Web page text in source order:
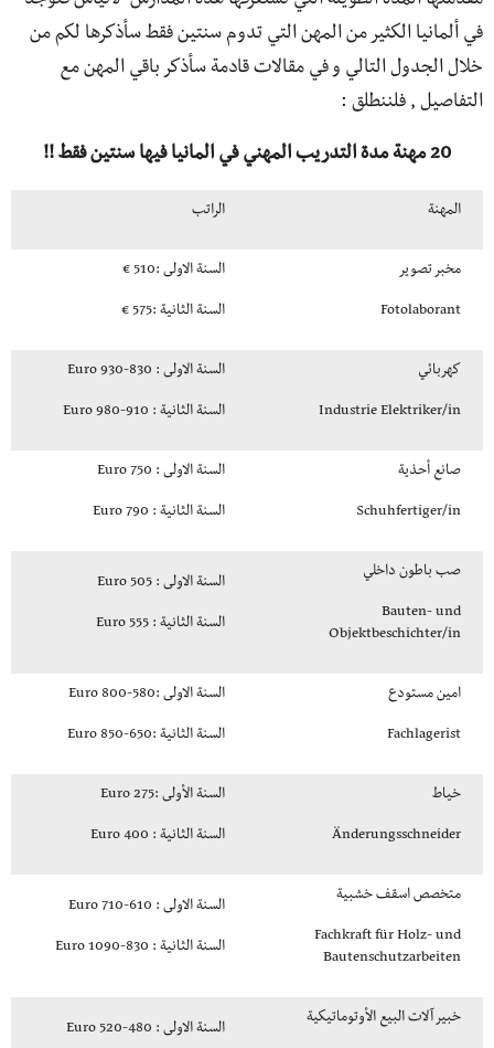
في ألمانيا الكثير من المهن التي تدوم سنتين فقط سأذكرها لكم من
خلال الجدول التالي و في مقالات قادمة سأذكر باقي المهن مع
التفاصيل , فلننطلق :
20 مهنة مدة التدريب المهني في المانيا فيها سنتين فقط !!
المهنة الراتب
مخبر تصوير
Fotolaborant
السنة الاولى :510 €
السنة الثانية :575 €
كهربائي
Industrie Elektriker/in
السنة الاولى : 830-930 Euro
السنة الثانية : 910-980 Euro
صانع أحذية
Schuhfertiger/in
السنة الاولى : 750 Euro
السنة الثانية : 790 Euro
صب باطون داخلي
Bauten- und
Objektbeschichter/in
السنة الاولى : 505 Euro
السنة الثانية : 555 Euro
امين مستودع
Fachlagerist
السنة الاولى :580-800 Euro
السنة الثانية :650-850 Euro
خياط
Änderungsschneider
السنة الأولى :275 Euro
السنة الثانية : 400 Euro
متخصص اسقف خشبية
Fachkraft für Holz- und
Bautenschutzarbeiten
السنة الاولى : 610-710 Euro
السنة الثانية : 830-1090 Euro
خبير آلات البيع الأوتوماتيكية
السنة الاولى : 480-520 Euro